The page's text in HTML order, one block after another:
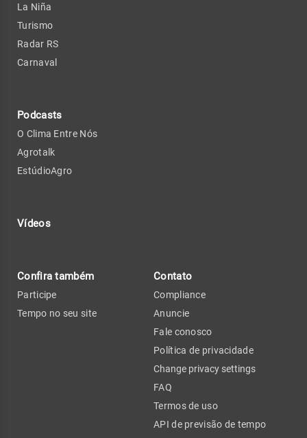
La Niña
Turismo
Radar RS
Carnaval
Podcasts
O Clima Entre Nós
Agrotalk
EstúdioAgro
Vídeos
Confira também
Participe
Tempo no seu site
Contato
Compliance
Anuncie
Fale conosco
Política de privacidade
Change privacy settings
FAQ
Termos de uso
API de previsão de tempo